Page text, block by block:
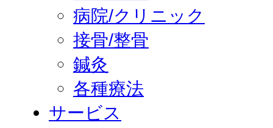
病院/クリニック
接骨/整骨
鍼灸
各種療法
サービス